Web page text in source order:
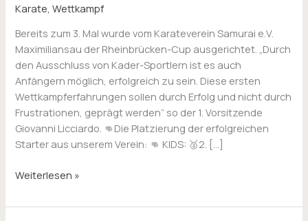
Karate ,Wettkampf
Bereits zum 3. Mal wurde vom Karateverein Samurai e.V.
Maximiliansau der Rheinbrücken-Cup ausgerichtet. „Durch
den Ausschluss von Kader-Sportlern ist es auch
Anfängern möglich, erfolgreich zu sein. Diese ersten
Wettkampferfahrungen sollen durch Erfolg und nicht durch
Frustrationen, geprägt werden“ so der 1. Vorsitzende
Giovanni Licciardo. 👊Die Platzierung der erfolgreichen
Starter aus unserem Verein: 👊 KIDS: 🥈2. […]
Weiterlesen »